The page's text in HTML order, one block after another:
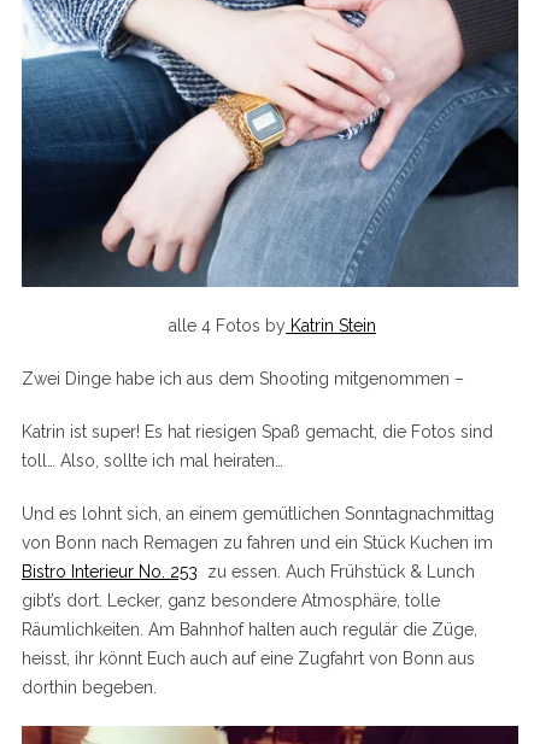
alle 4 Fotos by Katrin Stein
Zwei Dinge habe ich aus dem Shooting mitgenommen –
Katrin ist super! Es hat riesigen Spaß gemacht, die Fotos sind
toll… Also, sollte ich mal heiraten…
Und es lohnt sich, an einem gemütlichen Sonntagnachmittag
von Bonn nach Remagen zu fahren und ein Stück Kuchen im
Bistro Interieur No. 253 zu essen. Auch Frühstück & Lunch
gibt’s dort. Lecker, ganz besondere Atmosphäre, tolle
Räumlichkeiten. Am Bahnhof halten auch regulär die Züge,
heisst, ihr könnt Euch auch auf eine Zugfahrt von Bonn aus
dorthin begeben.